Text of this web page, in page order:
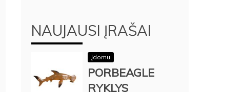
NAUJAUSI ĮRAŠAI
Įdomu
PORBEAGLE
RYKLYS